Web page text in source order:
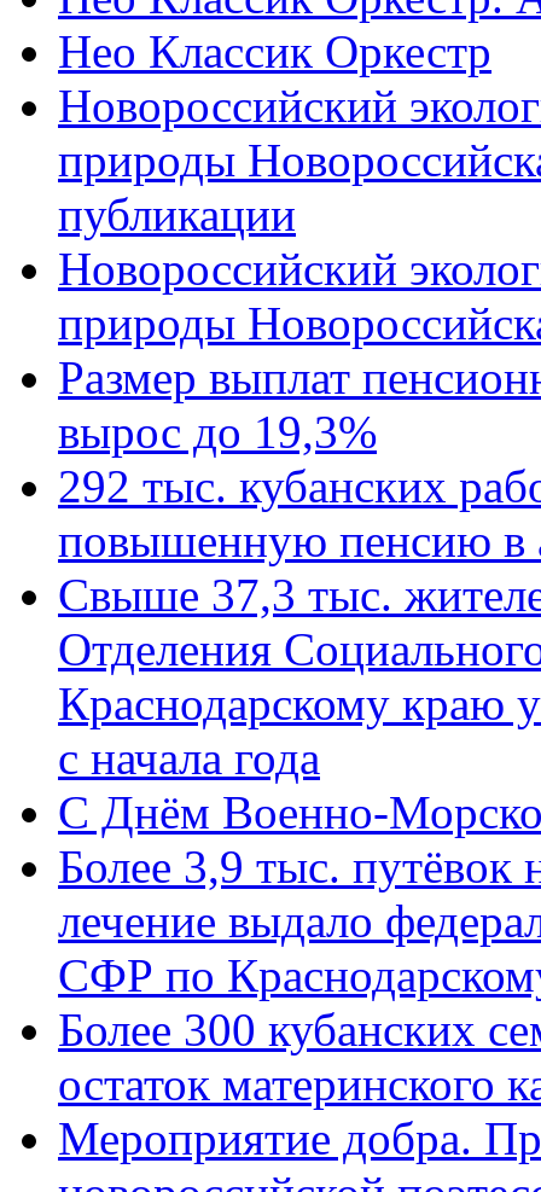
Нео Классик Оркестр
Новороссийский
природы
публикации
Новороссийский
природы
Размер выплат
вырос до 19,3%
292 тыс. кубанских
повышенную пенсию в
Свыше 37,3 тыс.
Отделения
Краснодарскому краю
с начала года
C Днём Военно-
Более 3,9 тыс. путёвок
лечение выдало
СФР по
Более 300 кубанских
остаток материнского
Мероприятие добра.